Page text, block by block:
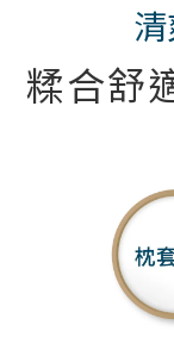
糅合舒